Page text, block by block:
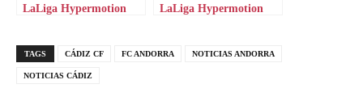
LaLiga Hypermotion
LaLiga Hypermotion
TAGS CÁDIZ CF FC ANDORRA NOTICIAS ANDORRA
NOTICIAS CÁDIZ